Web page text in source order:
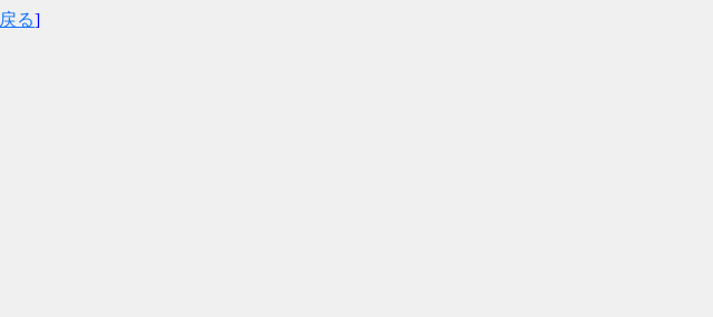
戻る]